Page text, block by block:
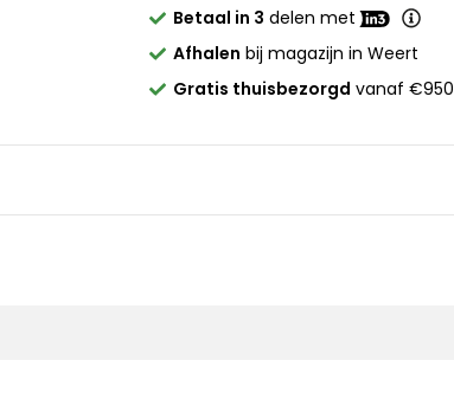
Betaal in 3 delen met
Afhalen bij magazijn in Weert
Gratis thuisbezorgd vanaf €950